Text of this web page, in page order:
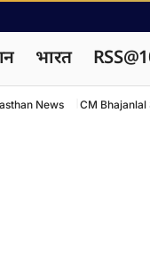
भारत
News CM Bhajanlal